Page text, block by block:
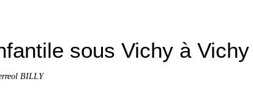
sous Vichy à Vichy
BILLY